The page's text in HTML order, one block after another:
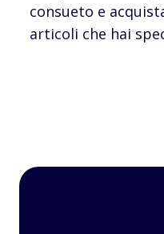
consueto e
articoli che hai